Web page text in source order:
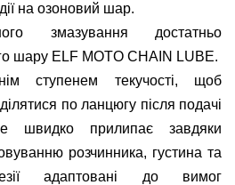
на озоновий шар.
змазування достатньо
шару ELF MOTO CHAIN LUBE.
ступенем текучості, щоб
по ланцюгу після подачі
швидко прилипає завдяки
розчинника, густина та
адаптовані до вимог